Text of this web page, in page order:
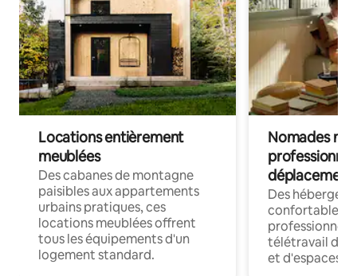
Locations entièrement
meublées
Des cabanes de montagne
paisibles aux appartements
urbains pratiques, ces
locations meublées offrent
tous les équipements d'un
logement standard.
Nomades
déplacement
Des
confortables
professionnels
télétravail
et d'espaces